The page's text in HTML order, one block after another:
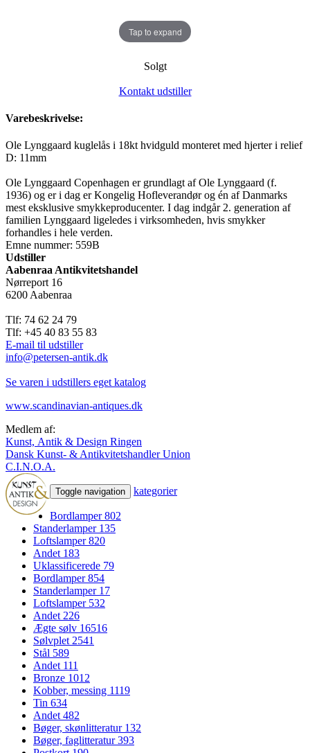
Tap to expand
Solgt
Kontakt udstiller
Varebeskrivelse:
Ole Lynggaard kuglelås i 18kt hvidguld monteret med hjerter i relief
D: 11mm
Ole Lynggaard Copenhagen er grundlagt af Ole Lynggaard (f.
1936) og er i dag er Kongelig Hofleverandør og én af Danmarks
mest eksklusive smykkeproducenter. I dag indgår 2. generation af
familien Lynggaard ligeledes i virksomheden, hvis smykker
forhandles i hele verden.
Emne nummer: 559B
Udstiller
Aabenraa Antikvitetshandel
Nørreport 16
6200 Aabenraa
Tlf: 74 62 24 79
Tlf: +45 40 83 55 83
E-mail til udstiller
info@petersen-antik.dk
Se varen i udstillers eget katalog
www.scandinavian-antiques.dk
Medlem af:
Kunst, Antik & Design Ringen
Dansk Kunst- & Antikvitetshandler Union
C.I.N.O.A.
Toggle navigation kategorier
Bordlamper802
Standerlamper 135
Loftslamper820
Andet 183
Uklassificerede 79
Bordlamper854
Standerlamper 17
Loftslamper 532
Andet226
Ægte sølv 16516
Sølvplet2541
Stål 589
Andet 111
Bronze 1012
Kobber, messing 1119
Tin 634
Andet482
Bøger, skønlitteratur 132
Bøger, faglitteratur393